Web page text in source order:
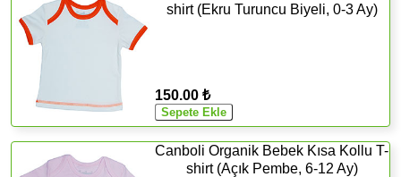
shirt (Ekru Turuncu Biyeli, 0-3 Ay)
150.00 ₺
Canboli Organik Bebek Kısa Kollu T-
shirt (Açık Pembe, 6-12 Ay)